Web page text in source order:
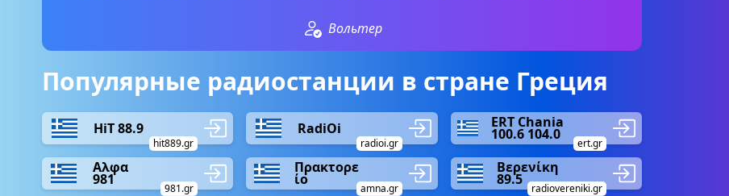
Вольтер
Популярные радиостанции в стране Греция
HiT 88.9
hit889.gr
RadiOi
radioi.gr
ERT Chania
100.6 104.0
ert.gr
Αλφα
981
981.gr
Πρακτορε
ίο
amna.gr
Βερενίκη
89.5
radiovereniki.gr